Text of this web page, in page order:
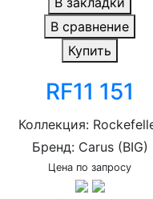
В сравнение
Купить
RF11 151
Коллекция:
Бренд: Carus (BIG)
Цена по запросу